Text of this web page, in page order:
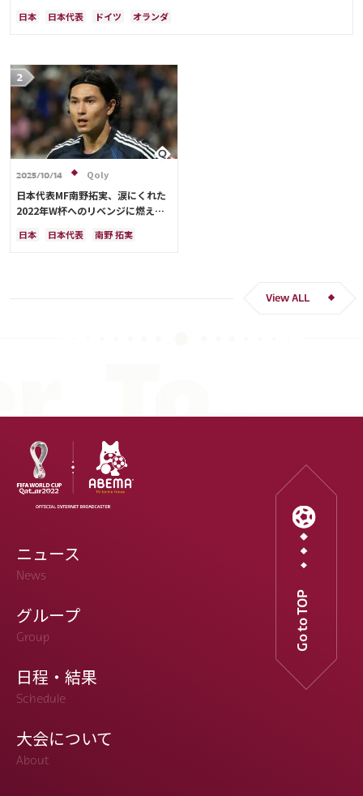
難しかった」
日本 日本代表 ドイツ オランダ
2025/10/14 Qoly
日本代表MF南野拓実、涙にくれた
2022年W杯へのリベンジに燃える
ー人生をかけた戦い」
日本 日本代表
南野 拓実
View ALL
ニュース
News
グループ
Group
日程・結果
Schedule
大会について
About
Go to TOP